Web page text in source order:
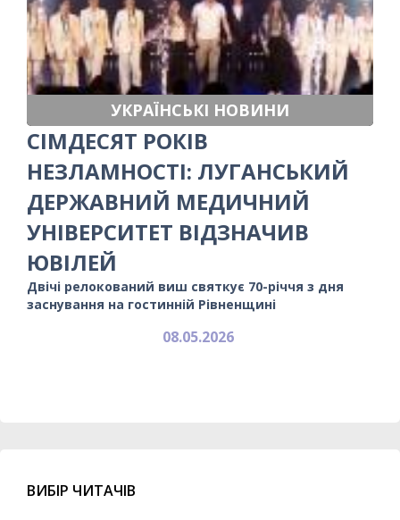
УКРАЇНСЬКІ НОВИНИ
СІМДЕСЯТ РОКІВ
НЕЗЛАМНОСТІ: ЛУГАНСЬКИЙ
ДЕРЖАВНИЙ МЕДИЧНИЙ
УНІВЕРСИТЕТ ВІДЗНАЧИВ
ЮВІЛЕЙ
Двічі релокований виш святкує 70-річчя з дня
заснування на гостинній Рівненщині
08.05.2026
ВИБІР ЧИТАЧІВ